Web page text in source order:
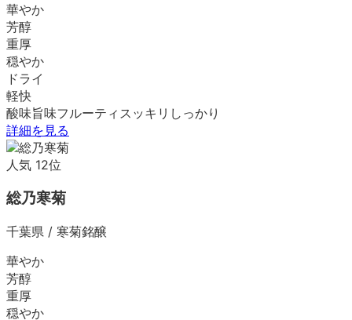
華やか
芳醇
重厚
穏やか
ドライ
軽快
酸味旨味フルーティ スッキリ しっかり
詳細を見る
人気 12位
総乃寒菊
千葉県 / 寒菊銘醸
華やか
芳醇
重厚
穏やか